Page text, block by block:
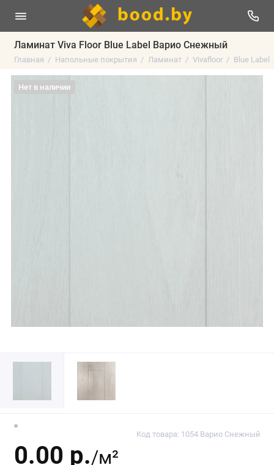
Ламинат Viva Floor Blue Label Варио Снежный
Главная Напольные покрытия Ламинат Vivafloor Blue Label
Нет в наличии
Код товара: 1054 Варио Снежный
0.00 р./м²